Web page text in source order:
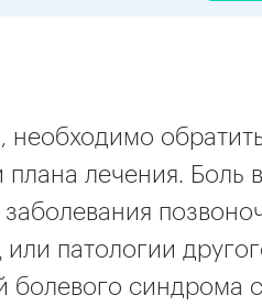
плана лечения. Боль
патологии
синдрома